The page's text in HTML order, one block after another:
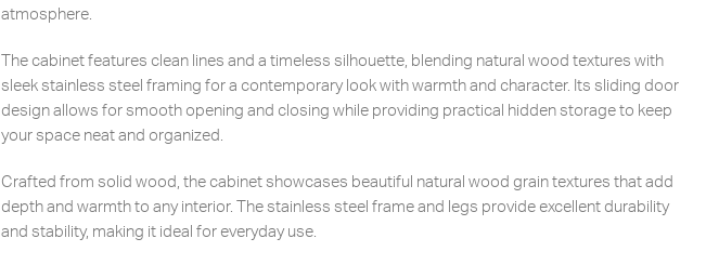
atmosphere.
The cabinet features clean lines and a timeless silhouette, blending natural wood textures with
sleek stainless steel framing for a contemporary look with warmth and character. Its sliding door
design allows for smooth opening and closing while providing practical hidden storage to keep
your space neat and organized.
Crafted from solid wood, the cabinet showcases beautiful natural wood grain textures that add
depth and warmth to any interior. The stainless steel frame and legs provide excellent durability
and stability, making it ideal for everyday use.